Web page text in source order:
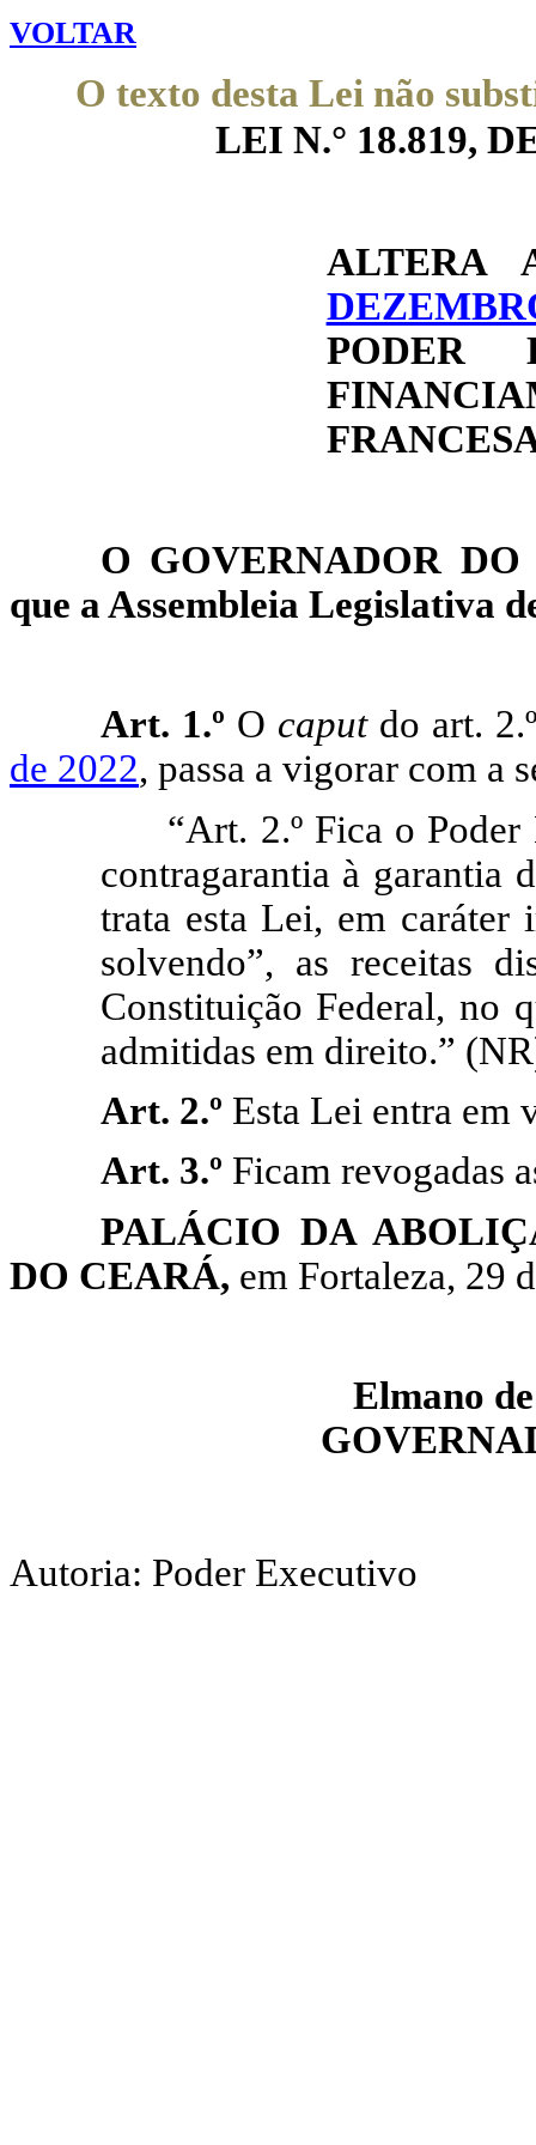
VOLTAR
O texto desta Lei não
LEI N.° 18.819,
PODER
O GOVERNADOR
que a Assembleia Legislativa
Art. 1.º O caputdo art.
de 2022, passa a vigorar com a
“Art. 2.º Fica o
contragarantia à garantia
trata esta Lei, em caráter
solvendo”, as receitas
Constituição Federal, no
admitidas em direito.”
Art. 2.º Esta Lei entra em
Art. 3.º Ficam revogadas
PALÁCIO DA
DO CEARÁ, em Fortaleza, 29
Elmano
Autoria: Poder Executivo